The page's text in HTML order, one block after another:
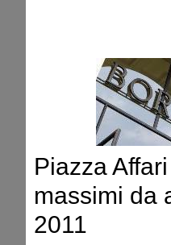
Piazza
massimi da
2011